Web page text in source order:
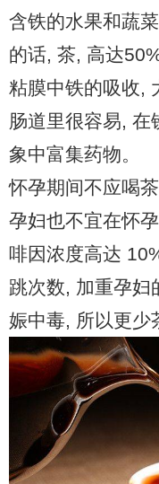
含铁的水果和蔬
的话, 茶, 高达
粘膜中铁的吸收,
肠道里很容易, 在
象中富集药物。
怀孕期间不应喝
孕妇也不宜在怀
啡因浓度高达
跳次数, 加重孕妇
娠中毒, 所以更少